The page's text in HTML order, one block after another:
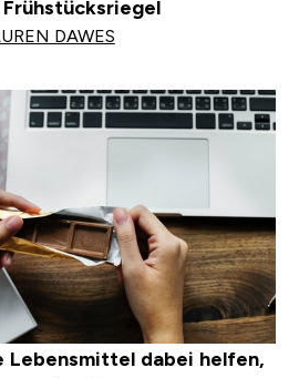
DAWES
Lebensmittel dabei helfen,